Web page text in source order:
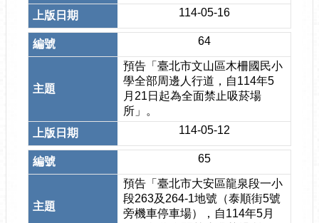
114-05-16
64
預告「臺北市文山區木柵國民小
學全部周邊人行道，自114年5
月21日起為全面禁止吸菸場
所」。
114-05-12
65
預告「臺北市大安區龍泉段一小
段263及264-1地號（泰順街5號
旁機車停車場），自114年5月